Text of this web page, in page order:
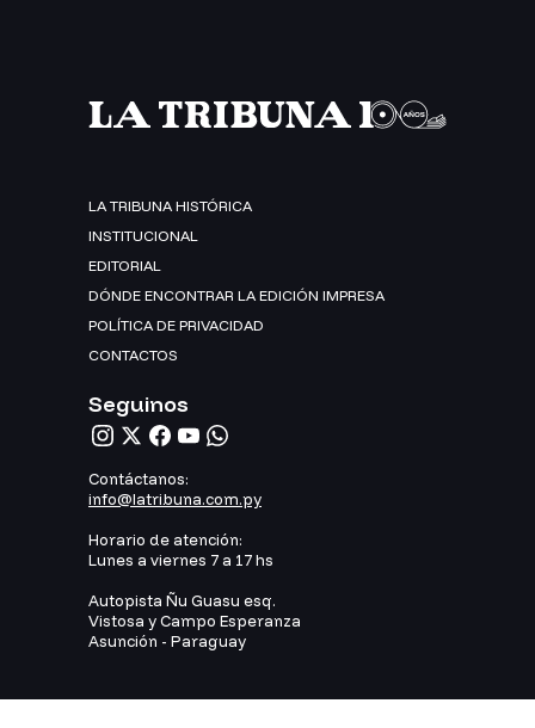
LA TRIBUNA HISTÓRICA
INSTITUCIONAL
EDITORIAL
DÓNDE ENCONTRAR LA EDICIÓN IMPRESA
POLÍTICA DE PRIVACIDAD
CONTACTOS
Seguinos
Contáctanos:
info@latribuna.com.py
Horario de atención:
Lunes a viernes 7 a 17 hs
Autopista Ñu Guasu esq.
Vistosa y Campo Esperanza
Asunción - Paraguay